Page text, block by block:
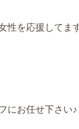
性を応援してま
にお任せ下さい♪